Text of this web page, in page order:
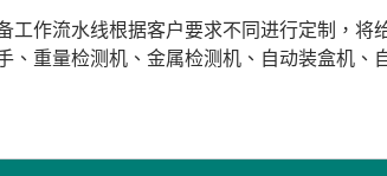
工作流水线根据客户要求不同进行定制，
、重量检测机、金属检测机、自动装盒机